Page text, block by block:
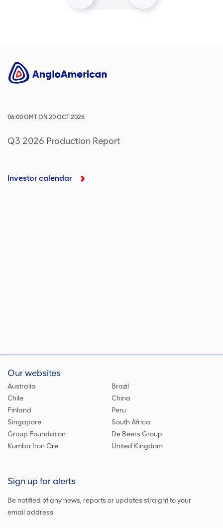
06:00GMTON 20 OCT 2026
Q3 2026 Production Report
Investor calendar
Our websites
Australia
Brazil
Chile
China
Finland
Peru
Singapore
South Africa
Group Foundation
De Beers Group
Kumba Iron Ore
United Kingdom
Sign up for alerts
Be notified of any news, reports or updates straight to your
email address